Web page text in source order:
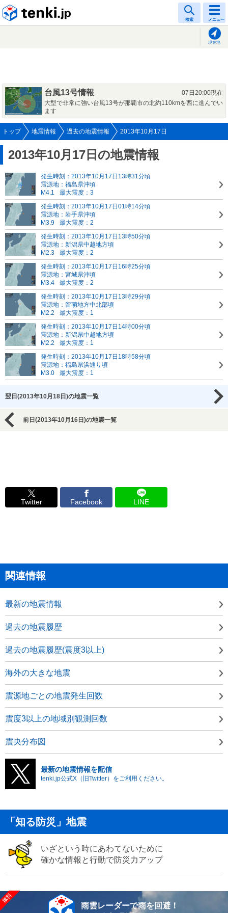
検索 メニュー
現在地
台風13号情報
07日20:00現在
大型で非常に強い台風13号が那覇市の北約110kmを西に進んでい
ます
トップ 地震情報 過去の地震情報 2013年10月17日
2013年10月17日の地震情報
発生時刻：2013年10月17日13時31分頃
震源地：福島県沖頃
M4.1
最大震度：3
発生時刻：2013年10月17日01時14分頃
震源地：岩手県沖頃
M3.9
最大震度：2
発生時刻：2013年10月17日13時50分頃
震源地：新潟県中越地方頃
M2.3
最大震度：2
発生時刻：2013年10月17日16時25分頃
震源地：宮城県沖頃
M3.4
最大震度：2
発生時刻：2013年10月17日13時29分頃
震源地：留萌地方中北部頃
M2.2
最大震度：1
発生時刻：2013年10月17日14時00分頃
震源地：新潟県中越地方頃
M2.2
最大震度：1
発生時刻：2013年10月17日18時58分頃
震源地：福島県浜通り頃
M3.0
最大震度：1
翌日(2013年10月18日)の地震一覧
前日(2013年10月16日)の地震一覧
Twitter Facebook LINE
関連情報
最新の地震情報
過去の地震履歴
過去の地震履歴(震度3以上)
海外の大きな地震
震源地ごとの地震発生回数
震度3以上の地域別観測回数
震央分布図
最新の地震情報を配信
tenki.jp公式X（旧Twitter）をご利用ください。
「知る防災」地震
いざという時にあわてないために
確かな情報と行動で防災力アップ
雨雲レーダーで雨を回避！